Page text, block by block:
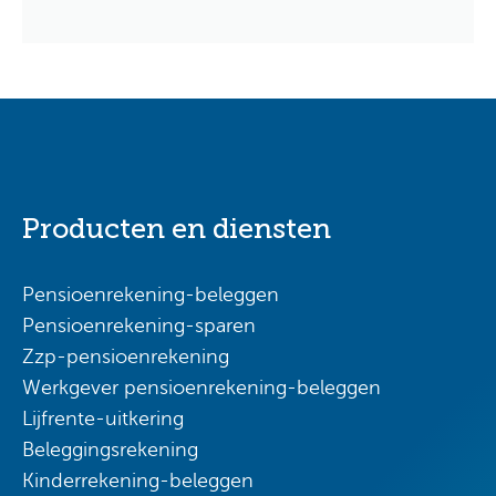
Producten en diensten
Pensioenrekening-beleggen
Pensioenrekening-sparen
Zzp-pensioenrekening
Werkgever pensioenrekening-beleggen
Lijfrente-uitkering
Beleggingsrekening
Kinderrekening-beleggen